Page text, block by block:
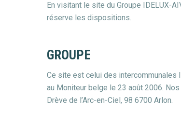
En visitant le site du Groupe IDELUX-
réserve les dispositions.
GROUPE
Ce site est celui des intercommunales
au Moniteur belge le 23 août 2006.
Drève de l’Arc-en-Ciel, 98 6700 Arlon.